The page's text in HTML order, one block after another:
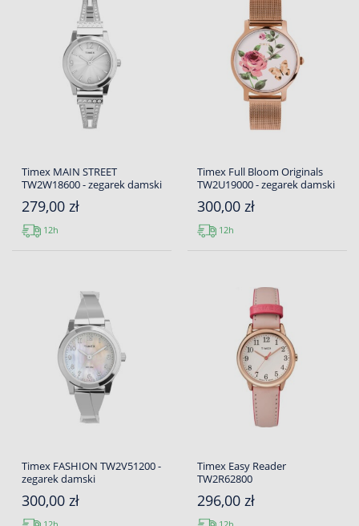
Timex MAIN STREET
TW2W18600 - zegarek damski
279,00 zł
12h
Timex Full Bloom Originals
TW2U19000 - zegarek damski
300,00 zł
12h
Timex FASHION TW2V51200 -
zegarek damski
300,00 zł
Timex Easy Reader
TW2R62800
296,00 zł